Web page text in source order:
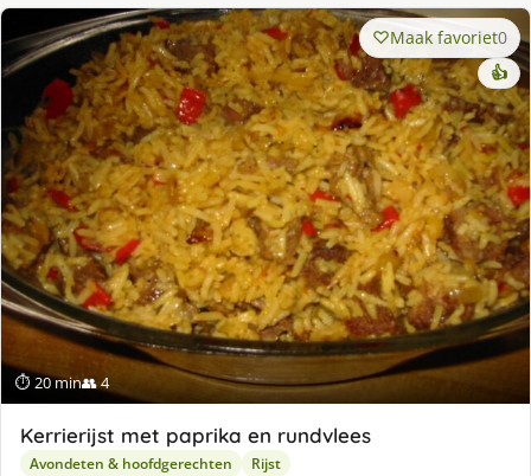
⏱ 20 min👥 4
Maak favoriet0
👍
Kerrierijst met paprika en rundvlees
Avondeten & hoofdgerechten Rijst